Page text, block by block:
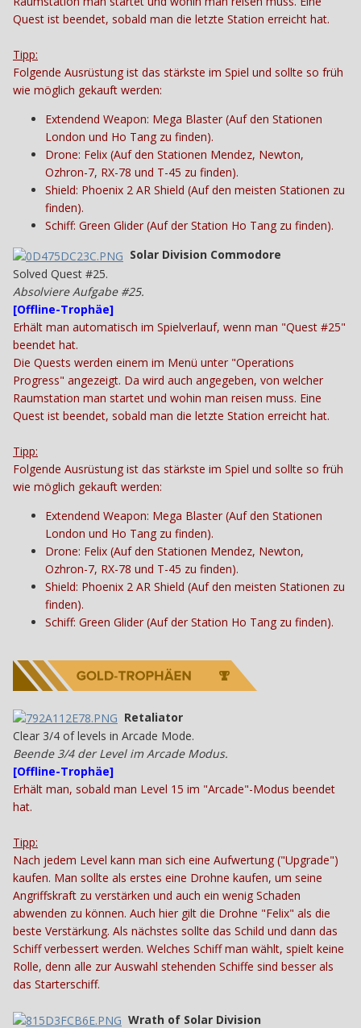
Quest ist beendet, sobald man die letzte Station erreicht hat.
Tipp:
Folgende Ausrüstung ist das stärkste im Spiel und sollte so früh
wie möglich gekauft werden:
Extendend Weapon: Mega Blaster (Auf den Stationen
London und Ho Tang zu finden).
Drone: Felix (Auf den Stationen Mendez, Newton,
Ozhron-7, RX-78 und T-45 zu finden).
Shield: Phoenix 2 AR Shield (Auf den meisten Stationen zu
finden).
Schiff: Green Glider (Auf der Station Ho Tang zu finden).
Solar Division Commodore
Solved Quest #25.
Absolviere Aufgabe #25.
[Offline-Trophäe]
Erhält man automatisch im Spielverlauf, wenn man "Quest #25"
beendet hat.
Die Quests werden einem im Menü unter "Operations
Progress" angezeigt. Da wird auch angegeben, von welcher
Raumstation man startet und wohin man reisen muss. Eine
Quest ist beendet, sobald man die letzte Station erreicht hat.
Tipp:
Folgende Ausrüstung ist das stärkste im Spiel und sollte so früh
wie möglich gekauft werden:
Extendend Weapon: Mega Blaster (Auf den Stationen
London und Ho Tang zu finden).
Drone: Felix (Auf den Stationen Mendez, Newton,
Ozhron-7, RX-78 und T-45 zu finden).
Shield: Phoenix 2 AR Shield (Auf den meisten Stationen zu
finden).
Schiff: Green Glider (Auf der Station Ho Tang zu finden).
Retaliator
Clear 3/4 of levels in Arcade Mode.
Beende 3/4 der Level im Arcade Modus.
[Offline-Trophäe]
Erhält man, sobald man Level 15 im "Arcade"-Modus beendet
hat.
Tipp:
Nach jedem Level kann man sich eine Aufwertung ("Upgrade")
kaufen. Man sollte als erstes eine Drohne kaufen, um seine
Angriffskraft zu verstärken und auch ein wenig Schaden
abwenden zu können. Auch hier gilt die Drohne "Felix" als die
beste Verstärkung. Als nächstes sollte das Schild und dann das
Schiff verbessert werden. Welches Schiff man wählt, spielt keine
Rolle, denn alle zur Auswahl stehenden Schiffe sind besser als
das Starterschiff.
Wrath of Solar Division